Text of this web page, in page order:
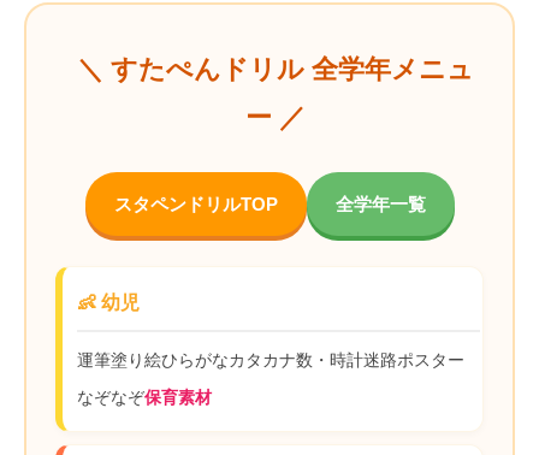
＼ すたぺんドリル 全学年メニュ
ー ／
スタペンドリルTOP 全学年一覧
👶 幼児
運筆塗り絵ひらがなカタカナ数・時計迷路ポスター
なぞなぞ保育素材